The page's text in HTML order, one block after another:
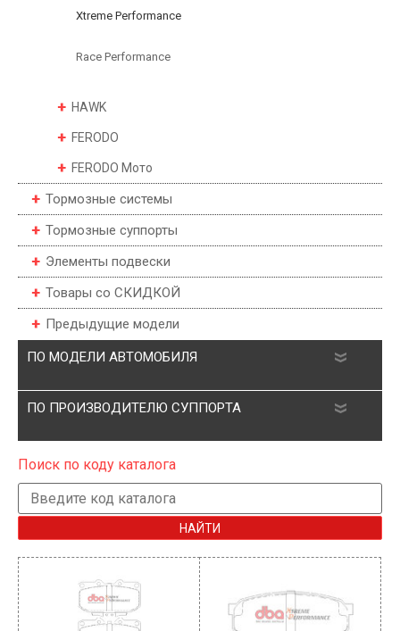
Xtreme Performance
Race Performance
HAWK
FERODO
FERODO Мото
Тормозные системы
Тормозные суппорты
Элементы подвески
Товары со СКИДКОЙ
Предыдущие модели
ПО МОДЕЛИ АВТОМОБИЛЯ
ПО ПРОИЗВОДИТЕЛЮ СУППОРТА
Поиск по коду каталога
НАЙТИ